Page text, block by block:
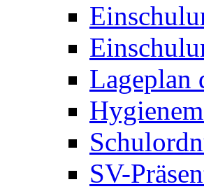
Lageplan
SV-